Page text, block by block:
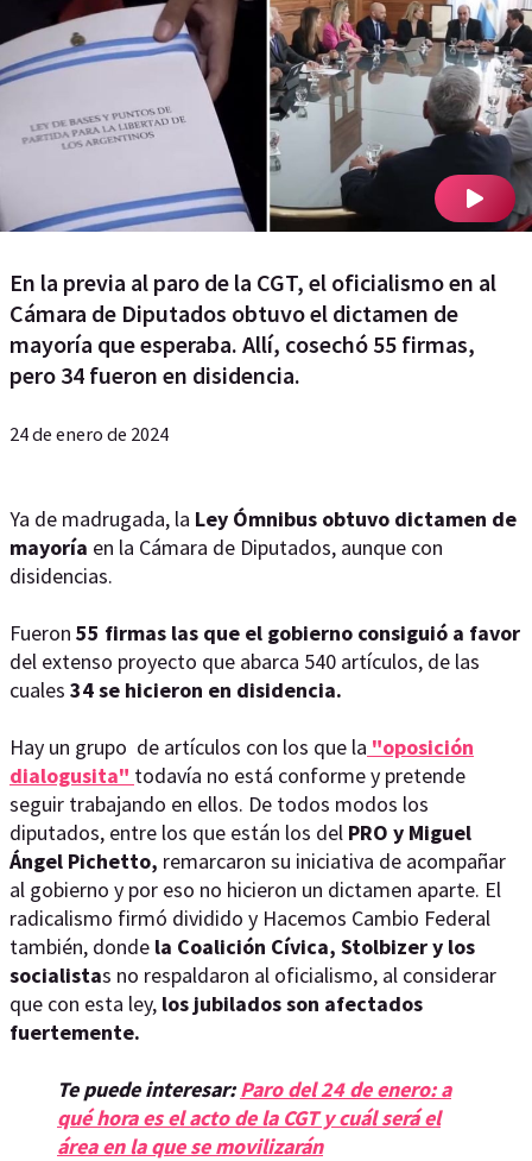
En la previa al paro de la CGT, el oficialismo en al
Cámara de Diputados obtuvo el dictamen de
mayoría que esperaba. Allí, cosechó 55 firmas,
pero 34 fueron en disidencia.
24 de enero de 2024
Ya de madrugada, la Ley Ómnibus obtuvo dictamen de
mayoría en la Cámara de Diputados, aunque con
disidencias.
Fueron 55 firmas las que el gobierno consiguió a favor
del extenso proyecto que abarca 540 artículos, de las
cuales 34 se hicieron en disidencia.
Hay un grupo de artículos con los que la "oposición
dialogusita" todavía no está conforme y pretende
seguir trabajando en ellos. De todos modos los
diputados, entre los que están los del PRO y Miguel
Ángel Pichetto, remarcaron su iniciativa de acompañar
al gobierno y por eso no hicieron un dictamen aparte. El
radicalismo firmó dividido y Hacemos Cambio Federal
también, donde la Coalición Cívica, Stolbizer y los
socialistas no respaldaron al oficialismo, al considerar
que con esta ley, los jubilados son afectados
fuertemente.
Te puede interesar:Paro del 24 de enero: a
qué hora es el acto de la CGT y cuál será el
área en la que se movilizarán